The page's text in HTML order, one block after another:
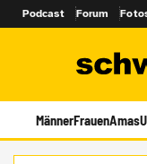
Podcast Forum
MännerFrauenAmas